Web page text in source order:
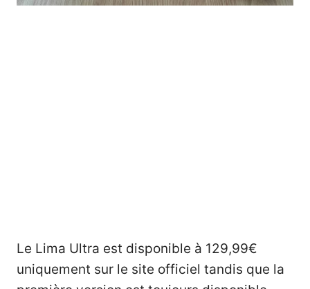
Le Lima Ultra est disponible à 129,99€
uniquement sur le site officiel tandis que la